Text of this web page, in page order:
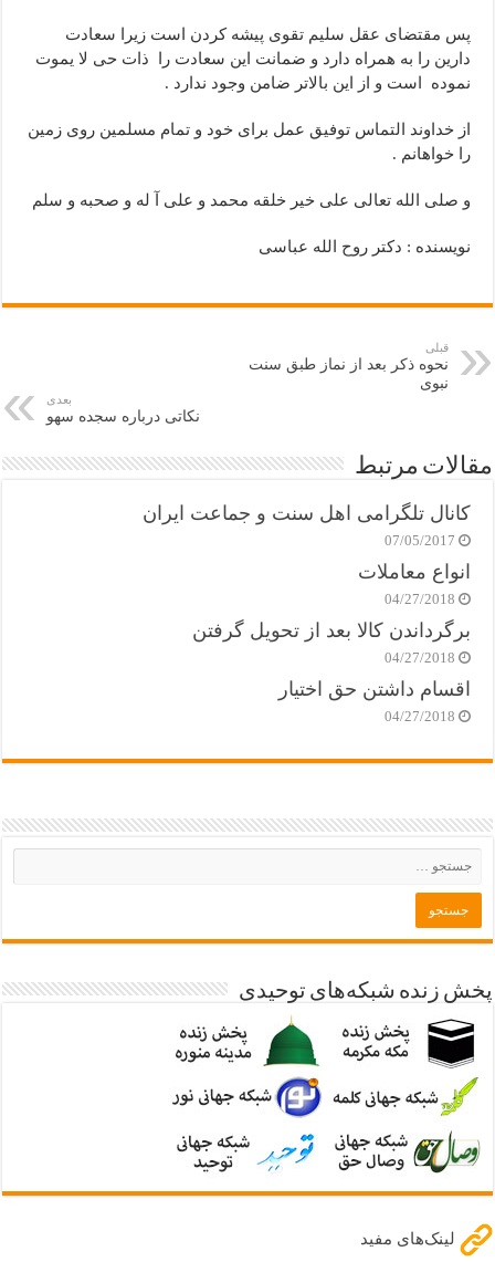
پس مقتضای عقل سلیم تقوی پیشه کردن است زیرا سعادت
دارین را به همراه دارد و ضمانت این سعادت را ذات حی لا یموت
نموده است و از این بالاتر ضامن وجود ندارد .
از خداوند التماس توفیق عمل برای خود و تمام مسلمین روی زمین
را خواهانم .
و صلی الله تعالی علی خیر خلقه محمد و علی آ له و صحبه و سلم
نویسنده : دکتر روح الله عباسی
قبلی
نحوه ذکر بعد از نماز طبق سنت
نبوی
بعدی
نکاتی درباره سجده سهو
مقالات مرتبط
کانال تلگرامی اهل سنت و جماعت ایران
07/05/2017
انواع معاملات
04/27/2018
برگرداندن کالا بعد از تحویل گرفتن
04/27/2018
اقسام داشتن حق اختیار
04/27/2018
پخش زنده شبکه‌های توحیدی
لینک‌های مفید